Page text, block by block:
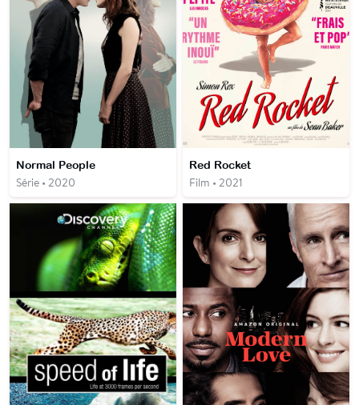
Normal People
Série • 2020
Red Rocket
Film • 2021